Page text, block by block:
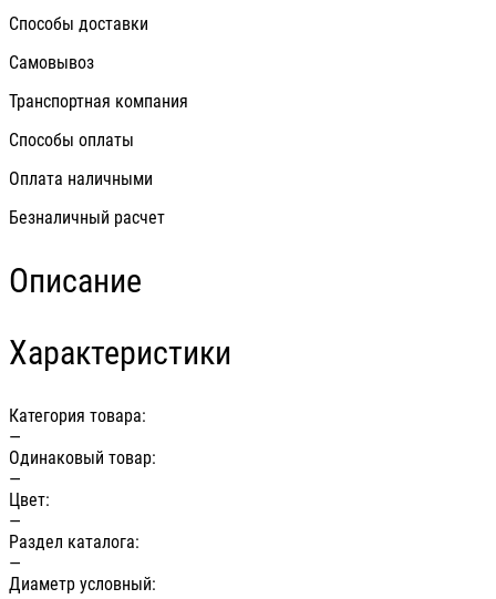
Способы доставки
Самовывоз
Транспортная компания
Способы оплаты
Оплата наличными
Безналичный расчет
Описание
Характеристики
Категория товара:
—
Одинаковый товар:
—
Цвет:
—
Раздел каталога:
—
Диаметр условный: